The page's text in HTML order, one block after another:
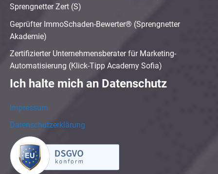
Sprengnetter Zert (S)
Geprüfter ImmoSchaden-Bewerter® (Sprengnetter
Akademie)
Zertifizierter Unternehmensberater für Marketing-
Automatisierung (Klick-Tipp Academy Sofia)
Ich halte mich an Datenschutz
Impressum
Datenschutzerklärung